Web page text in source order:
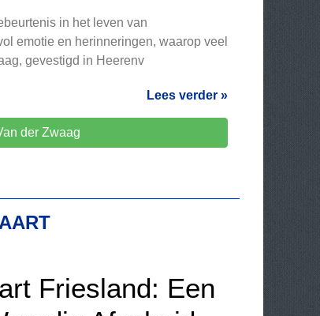
in het leven van
emotie en herinneringen, waarop veel
gevestigd in Heerenv
Lees verder »
der Zwaag
Friesland: Een